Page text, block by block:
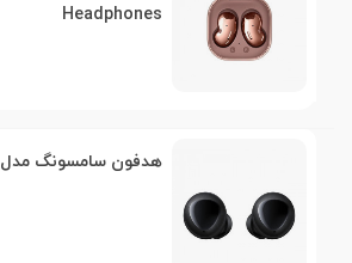
Headphones
هدفون سامسونگ مدل Galaxy Buds